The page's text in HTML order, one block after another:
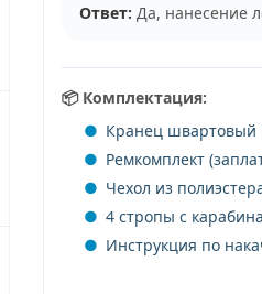
Ответ: Да, нанесение
📦 Комплектация:
Кранец швартовый
Ремкомплект
Чехол из
4 стропы с
Инструкция по